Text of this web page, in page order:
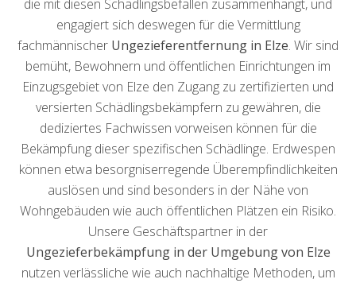
die mit diesen Schädlingsbefällen zusammenhängt, und
engagiert sich deswegen für die Vermittlung
fachmännischer Ungezieferentfernung in Elze. Wir sind
bemüht, Bewohnern und öffentlichen Einrichtungen im
Einzugsgebiet von Elze den Zugang zu zertifizierten und
versierten Schädlingsbekämpfern zu gewähren, die
dediziertes Fachwissen vorweisen können für die
Bekämpfung dieser spezifischen Schädlinge. Erdwespen
können etwa besorgniserregende Überempfindlichkeiten
auslösen und sind besonders in der Nähe von
Wohngebäuden wie auch öffentlichen Plätzen ein Risiko.
Unsere Geschäftspartner in der
Ungezieferbekämpfung in der Umgebung von Elze
nutzen verlässliche wie auch nachhaltige Methoden, um